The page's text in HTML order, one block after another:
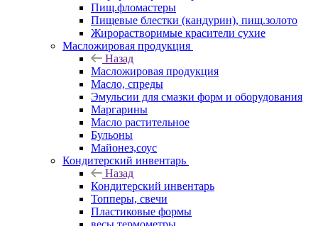
Пищ.фломастеры
Пищевые блестки (кандурин), пищ.золото
Жирорастворимые красители сухие
Масложировая продукция
Назад
Масложировая продукция
Масло, спреды
Эмульсии для смазки форм и оборудования
Маргарины
Масло растительное
Бульоны
Майонез,соус
Кондитерский инвентарь
Назад
Кондитерский инвентарь
Топперы, свечи
Пластиковые формы